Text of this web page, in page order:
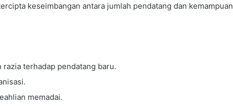
keseimbangan antara jumlah pendatang dan kemampuan
terhadap pendatang baru.
memadai.